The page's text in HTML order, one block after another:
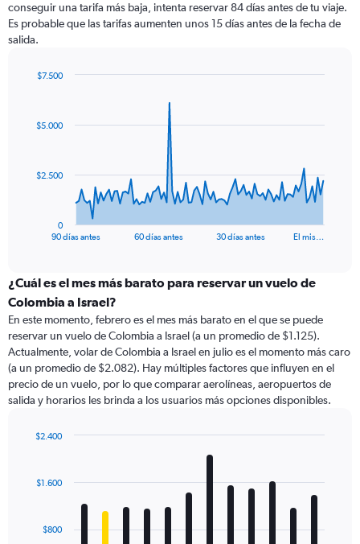
conseguir una tarifa más baja, intenta reservar 84 días antes de tu viaje.
Es probable que las tarifas aumenten unos 15 días antes de la fecha de
salida.
data
The
categories.
Range:
categories.
The
chart
has
1
Y
displaying
90 días antes 60 días antes 30 días antes El mis…
0
$2.500
$5.000
$7.500
¿Cuál es el mes más barato para reservar un vuelo de
Colombia a Israel?
En este momento, febrero es el mes más barato en el que se puede
reservar un vuelo de Colombia a Israel (a un promedio de $1.125).
Actualmente, volar de Colombia a Israel en julio es el momento más caro
(a un promedio de $2.082). Hay múltiples factores que influyen en el
precio de un vuelo, por lo que comparar aerolíneas, aeropuertos de
salida y horarios les brinda a los usuarios más opciones disponibles.
with
12
The$800
$1.600
$2.400